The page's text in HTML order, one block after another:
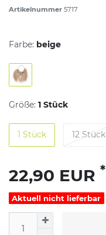
Artikelnummer 5717
Farbe: beige
Größe: 1 Stück
1 Stück 12 Stück
22,90 EUR *
Aktuell nicht lieferbar